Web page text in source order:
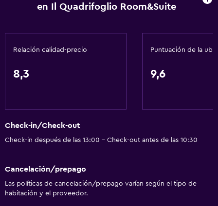
Aire acondicionado
Baño
Secador de pelo
Baño privado
en Il Quadrifoglio Room&Suite
Relación calidad-precio
8,3
Puntuación de la
9,6
Check-in/Check-out
Check-in después de las 13:00 - Check-out antes de las 10:30
Cancelación/prepago
Las políticas de cancelación/prepago varían según el tipo de
habitación y el proveedor.